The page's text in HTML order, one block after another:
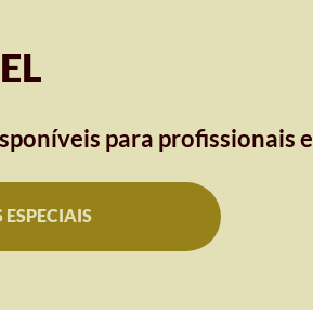
para profissionais e
ESPECIAIS